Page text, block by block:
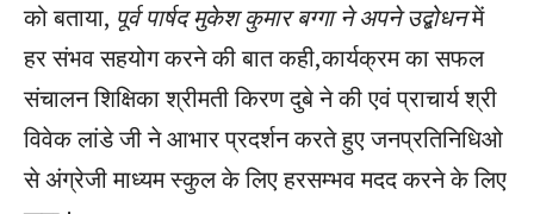
को बताया, पूर्व पार्षद मुकेश कुमार बग्गा ने अपने उद्बोधनमें
हर संभव सहयोग करने की बात कही,कार्यक्रम का सफल
संचालन शिक्षिका श्रीमती किरण दुबे ने की एवं प्राचार्य श्री
विवेक लांडे जी ने आभार प्रदर्शन करते हुए जनप्रतिनिधिओ
से अंग्रेजी माध्यम स्कुल के लिए हरसम्भव मदद करने के लिए